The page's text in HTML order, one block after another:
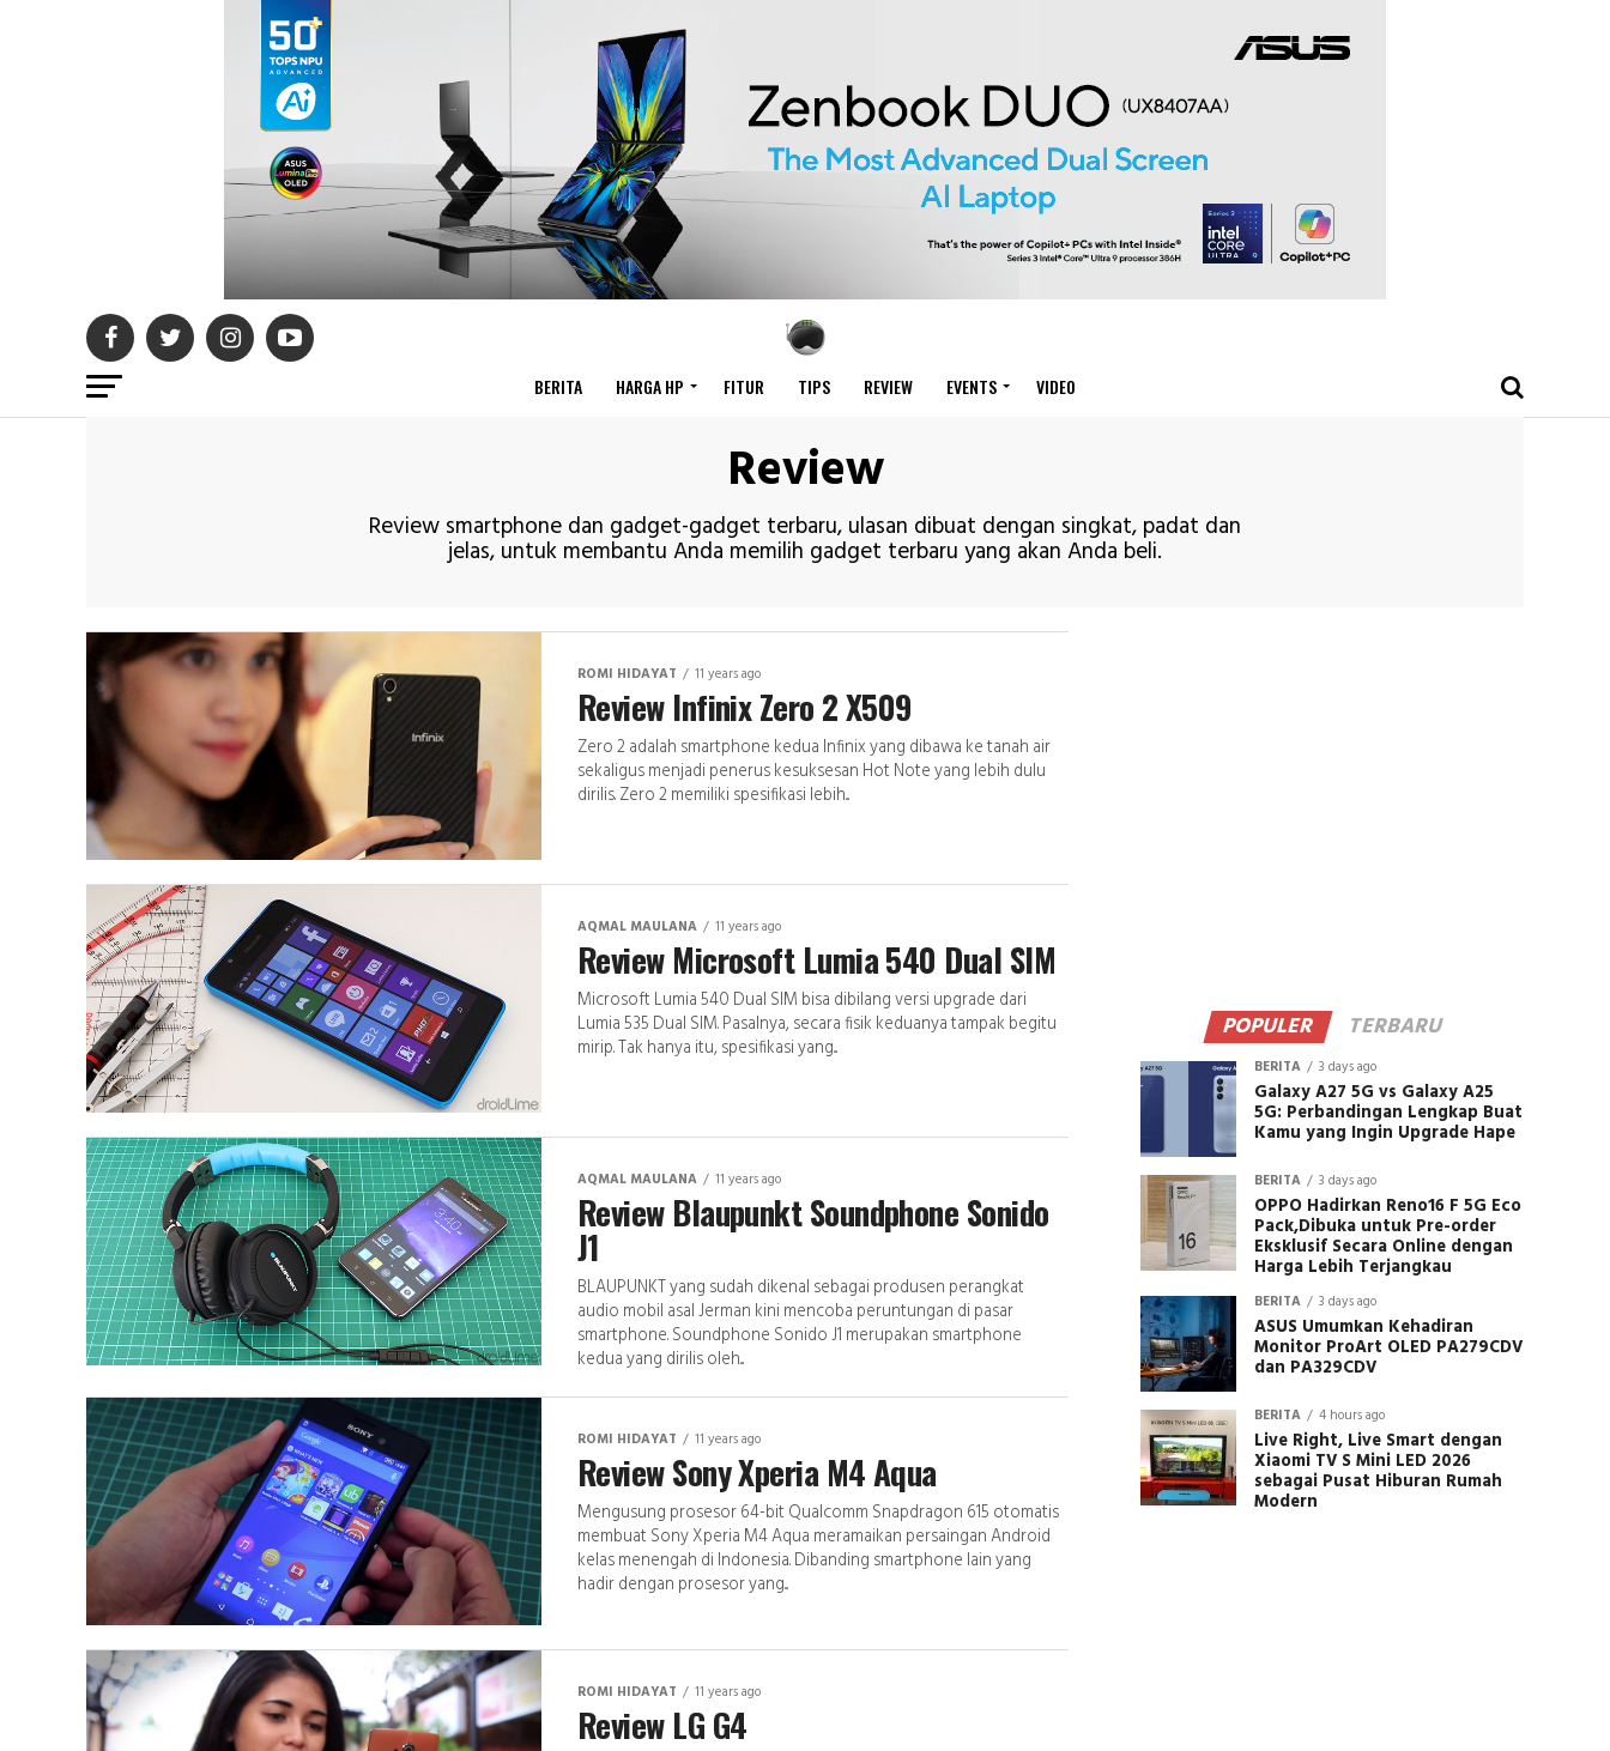
BERITA HARGA HP FITUR TIPS REVIEW EVENTS VIDEO
Review
Review smartphone dan gadget-gadget terbaru, ulasan dibuat dengan singkat, padat dan
jelas, untuk membantu Anda memilih gadget terbaru yang akan Anda beli.
ROMI HIDAYAT 11 years ago
Review Infinix Zero 2 X509
Zero 2 adalah smartphone kedua Infinix yang dibawa ke tanah air
sekaligus menjadi penerus kesuksesan Hot Note yang lebih dulu
dirilis. Zero 2 memiliki spesifikasi lebih...
AQMAL MAULANA 11 years ago
Review Microsoft Lumia 540 Dual SIM
Microsoft Lumia 540 Dual SIM bisa dibilang versi upgrade dari
Lumia 535 Dual SIM. Pasalnya, secara fisik keduanya tampak begitu
mirip. Tak hanya itu, spesifikasi yang...
AQMAL MAULANA 11 years ago
Review Blaupunkt Soundphone Sonido
J1
BLAUPUNKT yang sudah dikenal sebagai produsen perangkat
audio mobil asal Jerman kini mencoba peruntungan di pasar
smartphone. Soundphone Sonido J1 merupakan smartphone
kedua yang dirilis oleh...
ROMI HIDAYAT 11 years ago
Review Sony Xperia M4 Aqua
Mengusung prosesor 64-bit Qualcomm Snapdragon 615 otomatis
membuat Sony Xperia M4 Aqua meramaikan persaingan Android
kelas menengah di Indonesia. Dibanding smartphone lain yang
hadir dengan prosesor yang...
ROMI HIDAYAT 11 years ago
Review LG G4
POPULER TERBARU
BERITA 3 days ago
Galaxy A27 5G vs Galaxy A25
5G: Perbandingan Lengkap Buat
Kamu yang Ingin Upgrade Hape
BERITA 3 days ago
OPPO Hadirkan Reno16 F 5G Eco
Pack,Dibuka untuk Pre-order
Eksklusif Secara Online dengan
Harga Lebih Terjangkau
BERITA 3 days ago
ASUS Umumkan Kehadiran
Monitor ProArt OLED PA279CDV
dan PA329CDV
BERITA 4 hours ago
Live Right, Live Smart dengan
Xiaomi TV S Mini LED 2026
sebagai Pusat Hiburan Rumah
Modern